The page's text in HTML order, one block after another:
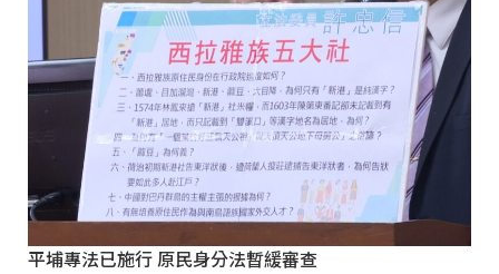
平埔專法已施行 原民身分法暫緩審查